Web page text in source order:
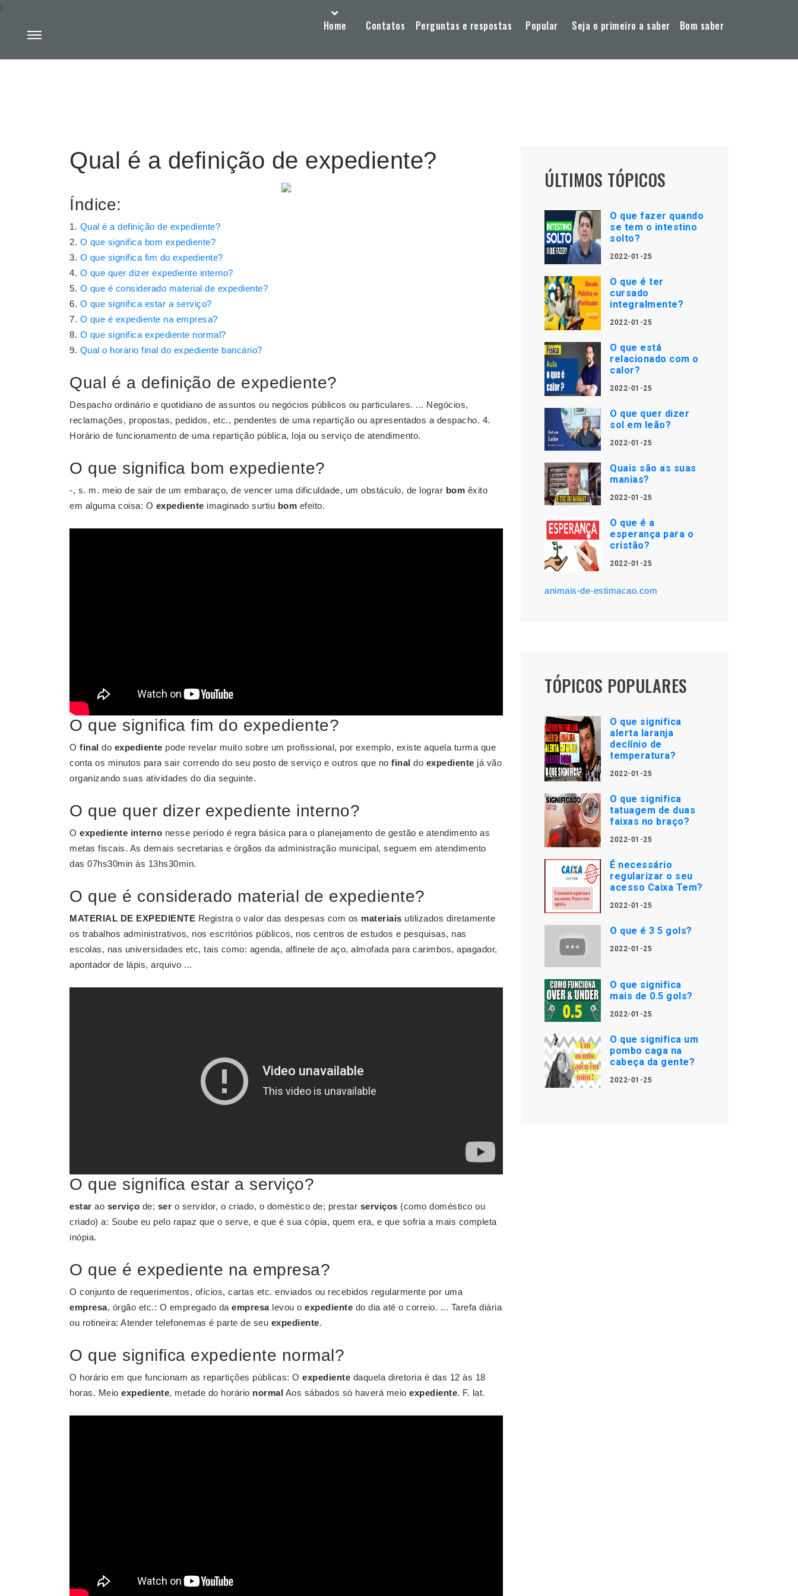
Home Contatos Perguntas e respostas Popular Seja o primeiro a saber Bom saber
:
Qual é a definição de expediente?
Índice:
Qual é a definição de expediente?
O que significa bom expediente?
O que significa fim do expediente?
O que quer dizer expediente interno?
O que é considerado material de expediente?
O que significa estar a serviço?
O que é expediente na empresa?
O que significa expediente normal?
Qual o horário final do expediente bancário?
Qual é a definição de expediente?
Despacho ordinário e quotidiano de assuntos ou negócios públicos ou particulares. ... Negócios,
reclamações, propostas, pedidos, etc., pendentes de uma repartição ou apresentados a despacho. 4.
Horário de funcionamento de uma repartição pública, loja ou serviço de atendimento.
O que significa bom expediente?
-, s. m. meio de sair de um embaraço, de vencer uma dificuldade, um obstáculo, de lograr bom êxito
em alguma coisa: O expediente imaginado surtiu bom efeito.
O que significa fim do expediente?
O final do expediente pode revelar muito sobre um profissional, por exemplo, existe aquela turma que
conta os minutos para sair correndo do seu posto de serviço e outros que no final do expediente já vão
organizando suas atividades do dia seguinte.
O que quer dizer expediente interno?
O expediente interno nesse período é regra básica para o planejamento de gestão e atendimento as
metas fiscais. As demais secretarias e órgãos da administração municipal, seguem em atendimento
das 07hs30min às 13hs30min.
O que é considerado material de expediente?
MATERIAL DE EXPEDIENTE Registra o valor das despesas com os materiais utilizados diretamente
os trabalhos administrativos, nos escritórios públicos, nos centros de estudos e pesquisas, nas
escolas, nas universidades etc, tais como: agenda, alfinete de aço, almofada para carimbos, apagador,
apontador de lápis, arquivo ...
O que significa estar a serviço?
estar ao serviço de; ser o servidor, o criado, o doméstico de; prestar serviços (como doméstico ou
criado) a: Soube eu pelo rapaz que o serve, e que é sua cópia, quem era, e que sofria a mais completa
inópia.
O que é expediente na empresa?
O conjunto de requerimentos, ofícios, cartas etc. enviados ou recebidos regularmente por uma
empresa, órgão etc.: O empregado da empresalevou o expediente do dia até o correio. ... Tarefa diária
ou rotineira: Atender telefonemas é parte de seu expediente.
O que significa expediente normal?
O horário em que funcionam as repartições públicas: O expediente daquela diretoria é das 12 às 18
horas. Meio expediente, metade do horário normal Aos sábados só haverá meio expediente. F. lat.
ÚLTIMOS TÓPICOS
O que fazer quando
se tem o intestino
solto?
2022-01-25
O que é ter
cursado
integralmente?
2022-01-25
O que está
relacionado com o
calor?
2022-01-25
O que quer dizer
sol em leão?
2022-01-25
Quais são as suas
manias?
2022-01-25
O que é a
esperança para o
cristão?
2022-01-25
animais-de-estimacao.com
TÓPICOS POPULARES
O que significa
alerta laranja
declínio de
temperatura?
2022-01-25
O que significa
tatuagem de duas
faixas no braço?
2022-01-25
É necessário
regularizar o seu
acesso Caixa Tem?
2022-01-25
O que é 3 5 gols?
2022-01-25
O que significa
mais de 0.5 gols?
2022-01-25
O que significa um
pombo caga na
cabeça da gente?
2022-01-25